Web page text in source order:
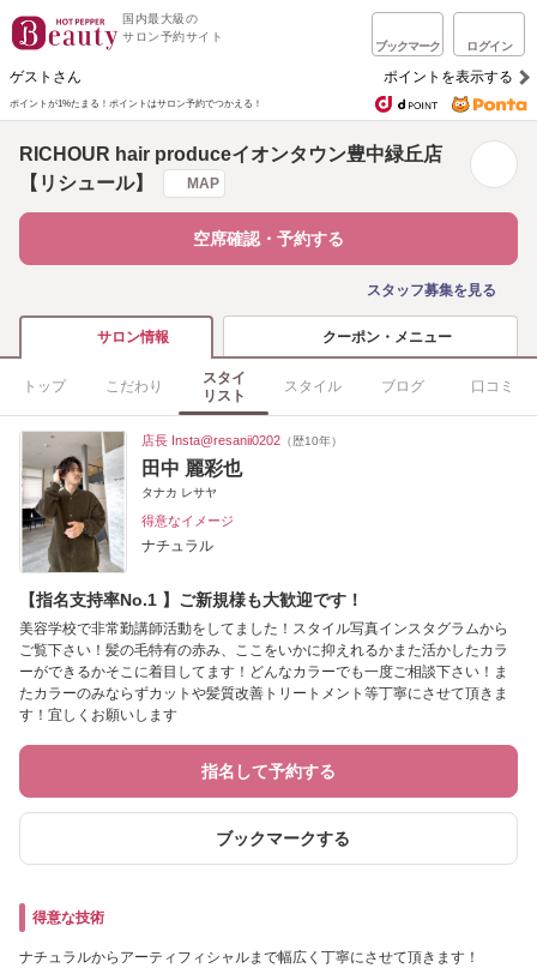
国内最大級の
サロン予約サイト
ブックマーク ログイン
ゲストさん ポイントを表示する
ポイントが1%たまる！ ポイントはサロン予約でつかえる！
RICHOUR hair produceイオンタウン豊中緑丘店
【リシュール】
MAP
空席確認・予約する
スタッフ募集を見る
サロン情報 クーポン・メニュー
トップ こだわり
スタイ
リスト
スタイル ブログ 口コミ
店長 Insta@resanii0202 （歴10年）
田中 麗彩也
タナカ レサヤ
得意なイメージ
ナチュラル
【指名支持率No.1 】ご新規様も大歓迎です！
美容学校で非常勤講師活動をしてました！スタイル写真インスタグラムから
ご覧下さい！髪の毛特有の赤み、ここをいかに抑えれるかまた活かしたカラ
ーができるかそこに着目してます！どんなカラーでも一度ご相談下さい！ま
たカラーのみならずカットや髪質改善トリートメント等丁寧にさせて頂きま
す！宜しくお願いします
指名して予約する
ブックマークする
得意な技術
ナチュラルからアーティフィシャルまで幅広く丁寧にさせて頂きます！